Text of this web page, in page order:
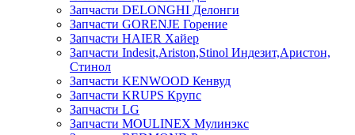
Запчасти DELONGHI Делонги
Запчасти GORENJE Горение
Запчасти HAIER Хайер
Запчасти Indesit,Ariston,Stinol Индезит,Аристон,
Стинол
Запчасти KENWOOD Кенвуд
Запчасти KRUPS Крупс
Запчасти LG
Запчасти MOULINEX Мулинэкс